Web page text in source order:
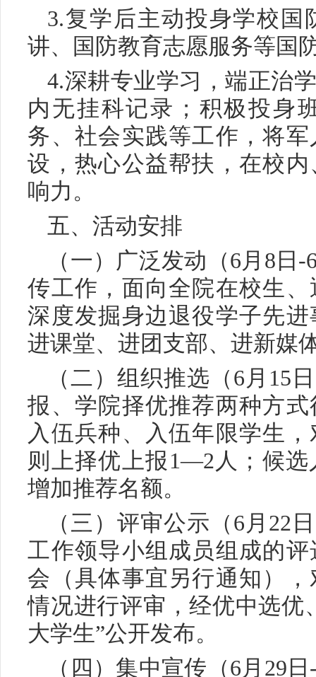
3.复学后主动投身学校
讲、国防教育志愿服务等国
4.深耕专业学习，端正治
内无挂科记录；积极投身
务、社会实践等工作，将
设，热心公益帮扶，在校
响力。
五、活动安排
（一）广泛发动（6月8日
传工作，面向全院在校生
深度发掘身边退役学子先
进课堂、进团支部、进新媒
（二）组织推选（6月15
报、学院择优推荐两种方
入伍兵种、入伍年限学生
则上择优上报1—2人；候
增加推荐名额。
（三）评审公示（6月22
工作领导小组成员组成的
会（具体事宜另行通知）
情况进行评审，经优中选优
大学生”公开发布。
（四）集中宣传（6月29